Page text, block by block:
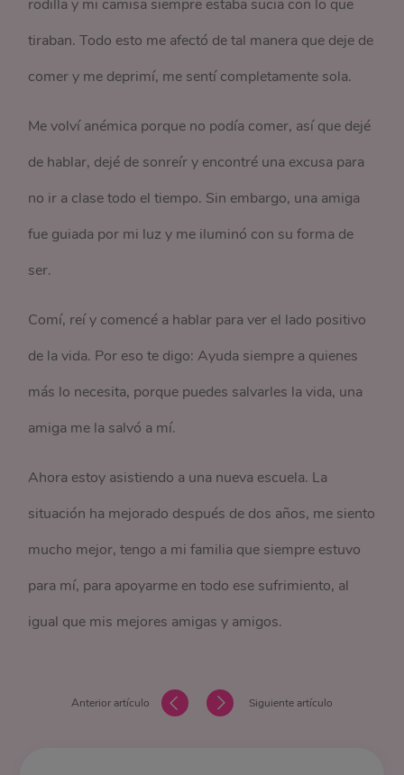
rodilla y mi camisa siempre estaba sucia con lo que
tiraban. Todo esto me afectó de tal manera que deje de
comer y me deprimí, me sentí completamente sola.
Me volví anémica porque no podía comer, así que dejé
de hablar, dejé de sonreír y encontré una excusa para
no ir a clase todo el tiempo. Sin embargo, una amiga
fue guiada por mi luz y me iluminó con su forma de
ser.
Comí, reí y comencé a hablar para ver el lado positivo
de la vida. Por eso te digo: Ayuda siempre a quienes
más lo necesita, porque puedes salvarles la vida, una
amiga me la salvó a mí.
Ahora estoy asistiendo a una nueva escuela. La
situación ha mejorado después de dos años, me siento
mucho mejor, tengo a mi familia que siempre estuvo
para mí, para apoyarme en todo ese sufrimiento, al
igual que mis mejores amigas y amigos.
Anterior artículo Siguiente artículo